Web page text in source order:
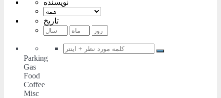
نویسنده
تاریخ
Parking
Gas
Food
Coffee
Misc